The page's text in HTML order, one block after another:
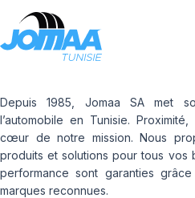
Depuis 1985, Jomaa SA met
l’automobile en Tunisie.
cœur de notre mission. Nous
produits et solutions pour tous vos
performance sont garanties
marques reconnues.